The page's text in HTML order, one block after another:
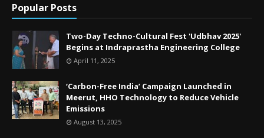
Popular Posts
Two-Day Techno-Cultural Fest 'Udbhav 2025'
Begins at Indraprastha Engineering College
April 11, 2025
‘Carbon-Free India’ Campaign Launched in
Meerut, HHO Technology to Reduce Vehicle
Emissions
August 13, 2025